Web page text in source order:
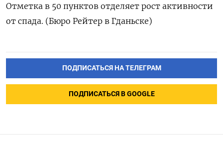
Отметка в 50 пунктов отделяет рост активности
от спада. (Бюро Рейтер в Гданьске)
ПОДПИСАТЬСЯ НА ТЕЛЕГРАМ
ПОДПИСАТЬСЯ В GOOGLE